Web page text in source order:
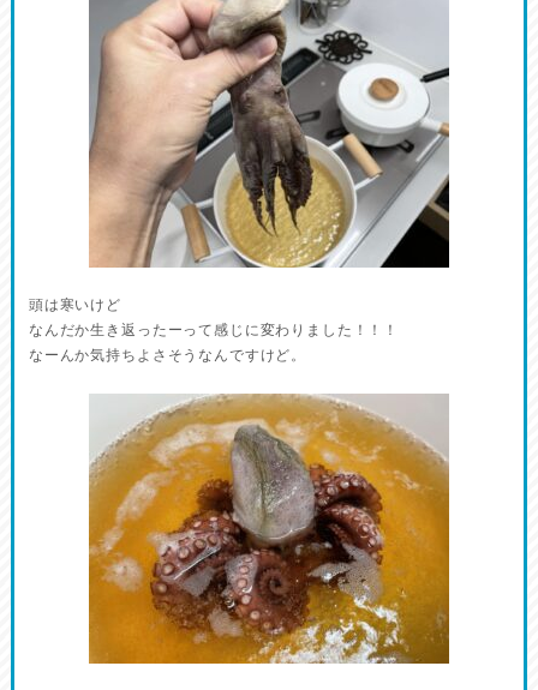
頭は寒いけど
なんだか生き返ったーって感じに変わりました！！！
なーんか気持ちよさそうなんですけど。